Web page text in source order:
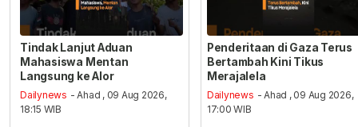
Tindak Lanjut Aduan
Mahasiswa Mentan
Langsung ke Alor
Dailynews - Ahad , 09 Aug 2026,
18:15 WIB
Penderitaan di Gaza Terus
Bertambah Kini Tikus
Merajalela
Dailynews - Ahad , 09 Aug 2026,
17:00 WIB